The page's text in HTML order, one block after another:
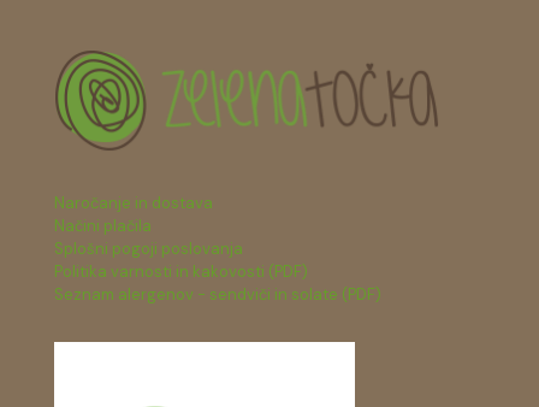
Naročanje in dostava
Načini plačila
Splošni pogoji poslovanja
Politika varnosti in kakovosti (PDF)
Seznam alergenov - sendviči in solate (PDF)